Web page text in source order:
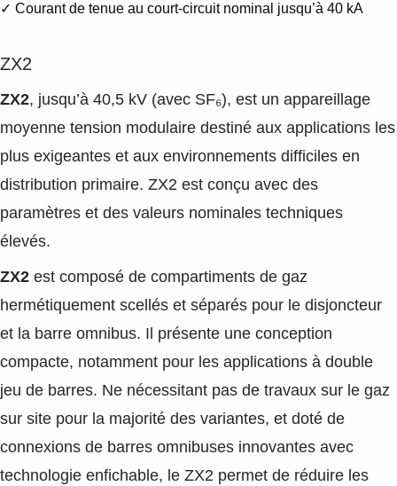
✓ Courant de tenue au court-circuit nominal jusqu’à 40 kA
ZX2
ZX2, jusqu’à 40,5 kV (avec SF₆), est un appareillage
moyenne tension modulaire destiné aux applications les
plus exigeantes et aux environnements difficiles en
distribution primaire. ZX2 est conçu avec des
paramètres et des valeurs nominales techniques
élevés.
ZX2 est composé de compartiments de gaz
hermétiquement scellés et séparés pour le disjoncteur
et la barre omnibus. Il présente une conception
compacte, notamment pour les applications à double
jeu de barres. Ne nécessitant pas de travaux sur le gaz
sur site pour la majorité des variantes, et doté de
connexions de barres omnibuses innovantes avec
technologie enfichable, le ZX2 permet de réduire les